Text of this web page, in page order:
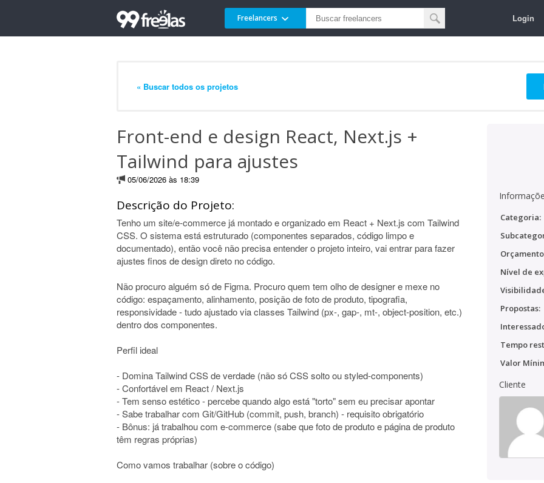
Freelancers Login
« Buscar todos os projetos
Front-end e design React, Next.js +
Tailwind para ajustes
05/06/2026 às 18:39
Descrição do Projeto:
Tenho um site/e-commerce já montado e organizado em React + Next.js com Tailwind
CSS. O sistema está estruturado (componentes separados, código limpo e
documentado), então você não precisa entender o projeto inteiro, vai entrar para fazer
ajustes finos de design direto no código.
Não procuro alguém só de Figma. Procuro quem tem olho de designer e mexe no
código: espaçamento, alinhamento, posição de foto de produto, tipografia,
responsividade - tudo ajustado via classes Tailwind (px-, gap-, mt-, object-position, etc.)
dentro dos componentes.
Perfil ideal
- Domina Tailwind CSS de verdade (não só CSS solto ou styled-components)
- Confortável em React / Next.js
- Tem senso estético - percebe quando algo está "torto" sem eu precisar apontar
- Sabe trabalhar com Git/GitHub (commit, push, branch) - requisito obrigatório
- Bônus: já trabalhou com e-commerce (sabe que foto de produto e página de produto
têm regras próprias)
Como vamos trabalhar (sobre o código)
Categoria:
Nível de
Propostas:
Tempo
Valor
Cliente